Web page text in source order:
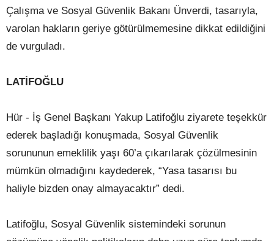
Çalışma ve Sosyal Güvenlik Bakanı Ünverdi, tasarıyla,
varolan hakların geriye götürülmemesine dikkat edildiğini
de vurguladı.
LATİFOĞLU
Hür - İş Genel Başkanı Yakup Latifoğlu ziyarete teşekkür
ederek başladığı konuşmada, Sosyal Güvenlik
sorununun emeklilik yaşı 60’a çıkarılarak çözülmesinin
mümkün olmadığını kaydederek, “Yasa tasarısı bu
haliyle bizden onay almayacaktır” dedi.
Latifoğlu, Sosyal Güvenlik sistemindeki sorunun